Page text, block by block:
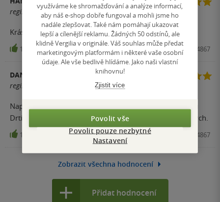
registrovaný uživatel
Krásně se četla a je plná zajímavých informací.
13 Kniha, Host, 2014, 9788074914867
DANA
registrovaný uživatel
Naprosto neuvěřitelně dobře napsána kniha o Františku
Drtikolovi.Díky ni prožívám jednu z nejlepších dovolených.
13 Kniha, Host, 2014, 9788074914867
Zobrazit všechna hodnocení
Přidat hodnocení
využíváme ke shromažďování a analýze informací,
aby náš e-shop dobře fungoval a mohli jsme ho
nadále zlepšovat. Také nám pomáhají ukazovat
lepší a cílenější reklamu. Žádných 50 odstínů, ale
klidně Vergilia v originále. Váš souhlas může předat
marketingovým platformám i některé vaše osobní
údaje. Ale vše bedlivě hlídáme. Jako naši vlastní
knihovnu!
Zjistit více
Povolit vše
Povolit pouze nezbytné
Nastavení